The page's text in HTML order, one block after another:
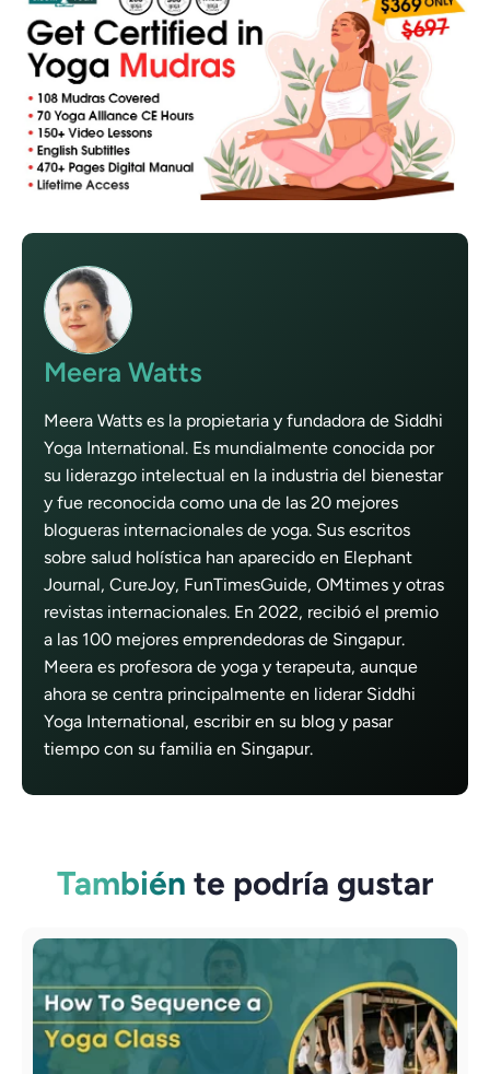
Meera Watts
Meera Watts es la propietaria y fundadora de Siddhi
Yoga International. Es mundialmente conocida por
su liderazgo intelectual en la industria del bienestar
y fue reconocida como una de las 20 mejores
blogueras internacionales de yoga. Sus escritos
sobre salud holística han aparecido en Elephant
Journal, CureJoy, FunTimesGuide, OMtimes y otras
revistas internacionales. En 2022, recibió el premio
a las 100 mejores emprendedoras de Singapur.
Meera es profesora de yoga y terapeuta, aunque
ahora se centra principalmente en liderar Siddhi
Yoga International, escribir en su blog y pasar
tiempo con su familia en Singapur.
También te podría gustar